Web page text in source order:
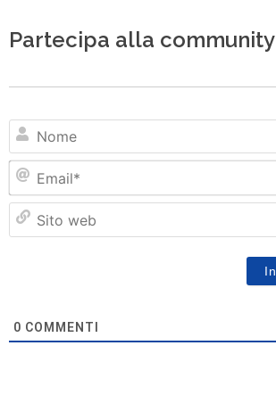
Partecipa alla community
0 COMMENTI